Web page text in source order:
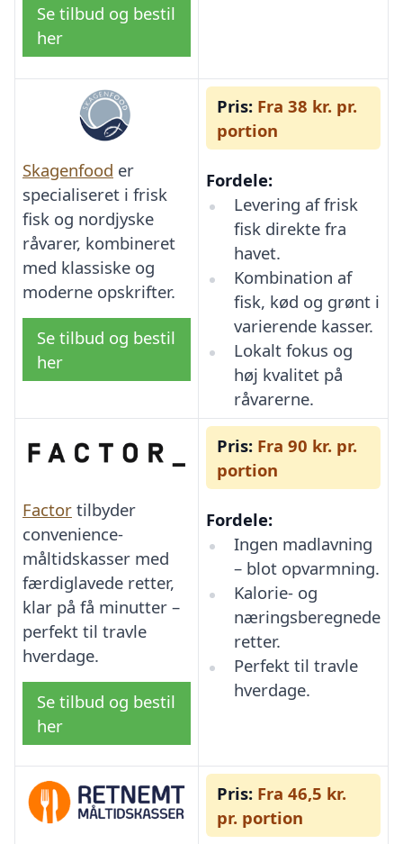
Se tilbud og bestil
her
Skagenfood er
specialiseret i frisk
fisk og nordjyske
råvarer, kombineret
med klassiske og
moderne opskrifter.
Se tilbud og bestil
her
Pris: Fra 38 kr. pr.
portion
Fordele:
Levering af frisk
fisk direkte fra
havet.
Kombination af
fisk, kød og grønt i
varierende kasser.
Lokalt fokus og
høj kvalitet på
råvarerne.
Factor tilbyder
convenience-
måltidskasser med
færdiglavede retter,
klar på få minutter –
perfekt til travle
hverdage.
Se tilbud og bestil
her
Pris: Fra 90 kr. pr.
portion
Fordele:
Ingen madlavning
– blot opvarmning.
Kalorie- og
næringsberegnede
retter.
Perfekt til travle
hverdage.
Pris: Fra 46,5 kr.
pr. portion